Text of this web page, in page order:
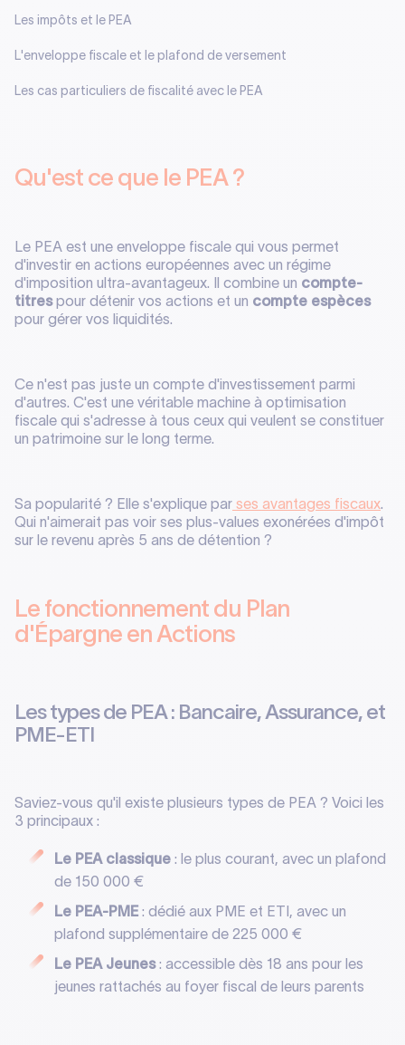
Les impôts et le PEA
L'enveloppe fiscale et le plafond de versement
Les cas particuliers de fiscalité avec le PEA
Qu'est ce que le PEA ?
Le PEA est une enveloppe fiscale qui vous permet
d'investir en actions européennes avec un régime
d'imposition ultra-avantageux. Il combine un compte-
titrespour détenir vos actions et un compte espèces
pour gérer vos liquidités.
Ce n'est pas juste un compte d'investissement parmi
d'autres. C'est une véritable machine à optimisation
fiscale qui s'adresse à tous ceux qui veulent se constituer
un patrimoine sur le long terme.
Sa popularité ? Elle s'explique par ses avantages fiscaux.
Qui n'aimerait pas voir ses plus-values exonérées d'impôt
sur le revenu après 5 ans de détention ?
Le fonctionnement du Plan
d'Épargne en Actions
Les types de PEA : Bancaire, Assurance, et
PME-ETI
Saviez-vous qu'il existe plusieurs types de PEA ? Voici les
3 principaux :
Le PEA classique : le plus courant, avec un plafond
de 150 000 €
Le PEA-PME : dédié aux PME et ETI, avec un
plafond supplémentaire de 225 000 €
Le PEA Jeunes: accessible dès 18 ans pour les
jeunes rattachés au foyer fiscal de leurs parents